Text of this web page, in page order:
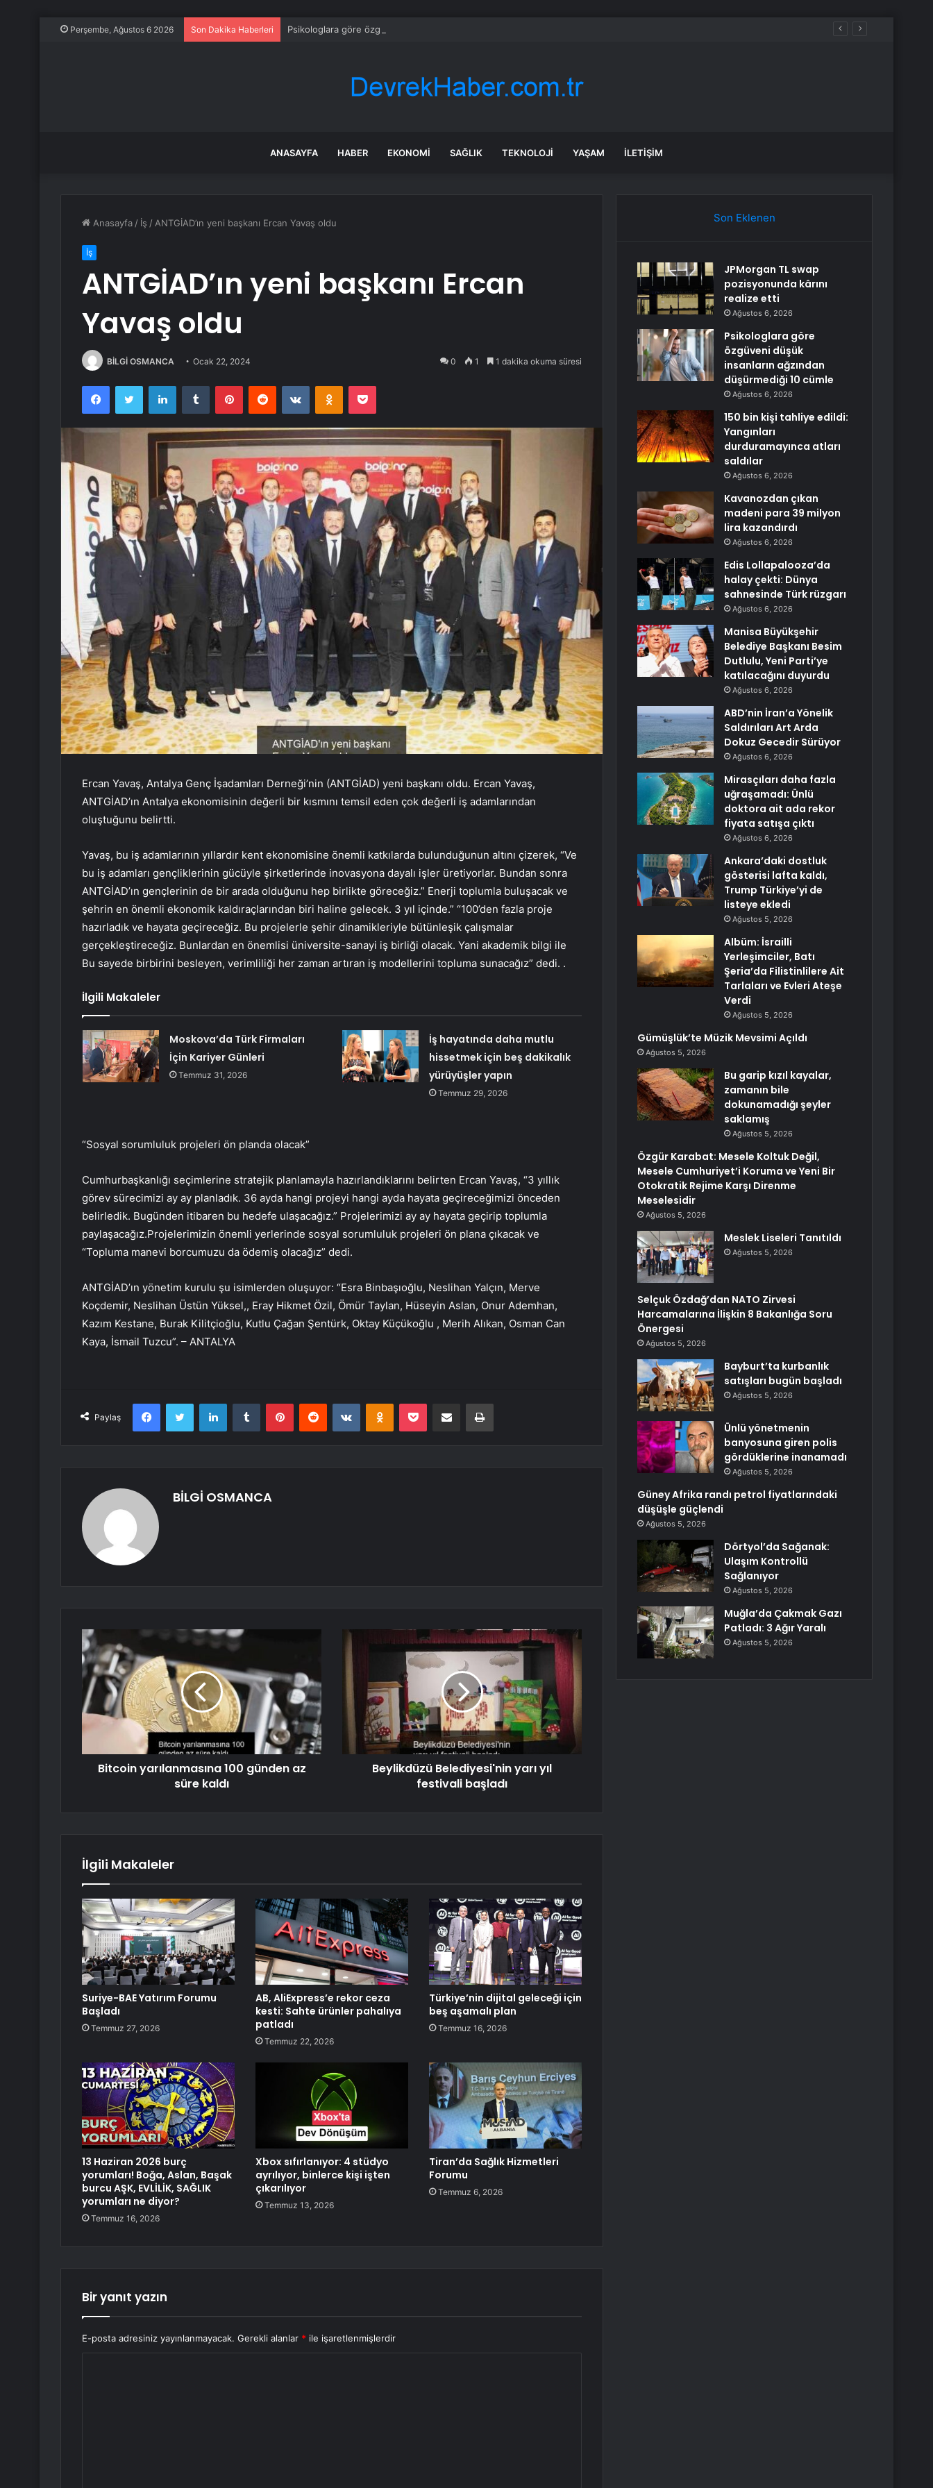
Perşembe, Ağustos 6 2026 Son Dakika Haberleri Psikologlara göre özgüveni düşük insanların ağzından düşürmediği 10 cümle
ANASAYFA HABER EKONOMI SAĞLIK TEKNOLOJI YAŞAM İLETIŞIM
Anasayfa / İş / ANTGİAD’ın yeni başkanı Ercan Yavaş oldu
İş
ANTGİAD’ın yeni başkanı Ercan
Yavaş oldu
BİLGİ OSMANCA Ocak 22, 2024 0 1 1 dakika okuma süresi
FacebookTwitter LinkedInTumblr PinterestReddit VKontakteOdnoklassniki
Pocket
Ercan Yavaş, Antalya Genç İşadamları Derneği’nin (ANTGİAD) yeni başkanı oldu. Ercan Yavaş,
ANTGİAD’ın Antalya ekonomisinin değerli bir kısmını temsil eden çok değerli iş adamlarından
oluştuğunu belirtti.
Yavaş, bu iş adamlarının yıllardır kent ekonomisine önemli katkılarda bulunduğunun altını çizerek, “Ve
bu iş adamları gençliklerinin gücüyle şirketlerinde inovasyona dayalı işler üretiyorlar. Bundan sonra
ANTGİAD’ın gençlerinin de bir arada olduğunu hep birlikte göreceğiz.” Enerji toplumla buluşacak ve
şehrin en önemli ekonomik kaldıraçlarından biri haline gelecek. 3 yıl içinde.” “100’den fazla proje
hazırladık ve hayata geçireceğiz. Bu projelerle şehir dinamikleriyle bütünleşik çalışmalar
gerçekleştireceğiz. Bunlardan en önemlisi üniversite-sanayi iş birliği olacak. Yani akademik bilgi ile
Bu sayede birbirini besleyen, verimliliği her zaman artıran iş modellerini topluma sunacağız” dedi. .
İlgili Makaleler
Moskova’da Türk Firmaları
İçin Kariyer Günleri
Temmuz 31, 2026
İş hayatında daha mutlu
hissetmek için beş dakikalık
yürüyüşler yapın
Temmuz 29, 2026
“Sosyal sorumluluk projeleri ön planda olacak”
Cumhurbaşkanlığı seçimlerine stratejik planlamayla hazırlandıklarını belirten Ercan Yavaş, “3 yıllık
görev sürecimizi ay ay planladık. 36 ayda hangi projeyi hangi ayda hayata geçireceğimizi önceden
belirledik. Bugünden itibaren bu hedefe ulaşacağız.” Projelerimizi ay ay hayata geçirip toplumla
paylaşacağız.Projelerimizin önemli yerlerinde sosyal sorumluluk projeleri ön plana çıkacak ve
“Topluma manevi borcumuzu da ödemiş olacağız” dedi.
ANTGİAD’ın yönetim kurulu şu isimlerden oluşuyor: “Esra Binbaşıoğlu, Neslihan Yalçın, Merve
Koçdemir, Neslihan Üstün Yüksel,, Eray Hikmet Özil, Ömür Taylan, Hüseyin Aslan, Onur Ademhan,
Kazım Kestane, Burak Kilitçioğlu, Kutlu Çağan Şentürk, Oktay Küçükoğlu , Merih Alıkan, Osman Can
Kaya, İsmail Tuzcu”. – ANTALYA
Paylaş
FacebookTwitter LinkedInTumblr PinterestReddit VKontakteOdnoklassniki
Pocket E-Posta ile paylaş Yazdır
BİLGİ OSMANCA
Bitcoin yarılanmasına 100 günden az
süre kaldı
Beylikdüzü Belediyesi'nin yarı yıl
festivali başladı
İlgili Makaleler
Suriye-BAE Yatırım Forumu
Başladı
Temmuz 27, 2026
AB, AliExpress’e rekor ceza
kesti: Sahte ürünler pahalıya
patladı
Temmuz 22, 2026
Türkiye’nin dijital geleceği için
beş aşamalı plan
Temmuz 16, 2026
13 Haziran 2026 burç
yorumları! Boğa, Aslan, Başak
burcu AŞK, EVLİLİK, SAĞLIK
yorumları ne diyor?
Temmuz 16, 2026
Xbox sıfırlanıyor: 4 stüdyo
ayrılıyor, binlerce kişi işten
çıkarılıyor
Temmuz 13, 2026
Tiran’da Sağlık Hizmetleri
Forumu
Temmuz 6, 2026
Bir yanıt yazın
E-posta adresiniz yayınlanmayacak. Gerekli alanlar * ile işaretlenmişlerdir
Son Eklenen
JPMorgan TL swap
pozisyonunda kârını
realize etti
Ağustos 6, 2026
Psikologlara göre
özgüveni düşük
insanların ağzından
düşürmediği 10 cümle
Ağustos 6, 2026
150 bin kişi tahliye edildi:
Yangınları
durduramayınca atları
saldılar
Ağustos 6, 2026
Kavanozdan çıkan
madeni para 39 milyon
lira kazandırdı
Ağustos 6, 2026
Edis Lollapalooza’da
halay çekti: Dünya
sahnesinde Türk rüzgarı
Ağustos 6, 2026
Manisa Büyükşehir
Belediye Başkanı Besim
Dutlulu, Yeni Parti’ye
katılacağını duyurdu
Ağustos 6, 2026
ABD’nin İran’a Yönelik
Saldırıları Art Arda
Dokuz Gecedir Sürüyor
Ağustos 6, 2026
Mirasçıları daha fazla
uğraşamadı: Ünlü
doktora ait ada rekor
fiyata satışa çıktı
Ağustos 6, 2026
Ankara’daki dostluk
gösterisi lafta kaldı,
Trump Türkiye’yi de
listeye ekledi
Ağustos 5, 2026
Albüm: İsrailli
Yerleşimciler, Batı
Şeria’da Filistinlilere Ait
Tarlaları ve Evleri Ateşe
Verdi
Ağustos 5, 2026
Gümüşlük’te Müzik Mevsimi Açıldı
Ağustos 5, 2026
Bu garip kızıl kayalar,
zamanın bile
dokunamadığı şeyler
saklamış
Ağustos 5, 2026
Özgür Karabat: Mesele Koltuk Değil,
Mesele Cumhuriyet’i Koruma ve Yeni Bir
Otokratik Rejime Karşı Direnme
Meselesidir
Ağustos 5, 2026
Meslek Liseleri Tanıtıldı
Ağustos 5, 2026
Selçuk Özdağ’dan NATO Zirvesi
Harcamalarına İlişkin 8 Bakanlığa Soru
Önergesi
Ağustos 5, 2026
Bayburt’ta kurbanlık
satışları bugün başladı
Ağustos 5, 2026
Ünlü yönetmenin
banyosuna giren polis
gördüklerine inanamadı
Ağustos 5, 2026
Güney Afrika randı petrol fiyatlarındaki
düşüşle güçlendi
Ağustos 5, 2026
Dörtyol’da Sağanak:
Ulaşım Kontrollü
Sağlanıyor
Ağustos 5, 2026
Muğla’da Çakmak Gazı
Patladı: 3 Ağır Yaralı
Ağustos 5, 2026